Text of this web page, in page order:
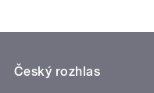
Český rozhlas